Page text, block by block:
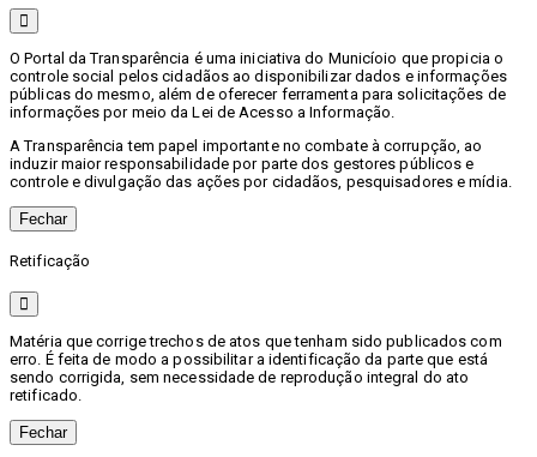
O Portal da Transparência é uma iniciativa do Municíoio que propicia o
controle social pelos cidadãos ao disponibilizar dados e informações
públicas do mesmo, além de oferecer ferramenta para solicitações de
informações por meio da Lei de Acesso a Informação.
A Transparência tem papel importante no combate à corrupção, ao
induzir maior responsabilidade por parte dos gestores públicos e
controle e divulgação das ações por cidadãos, pesquisadores e mídia.
Fechar
Retificação
Matéria que corrige trechos de atos que tenham sido publicados com
erro. É feita de modo a possibilitar a identificação da parte que está
sendo corrigida, sem necessidade de reprodução integral do ato
retificado.
Fechar